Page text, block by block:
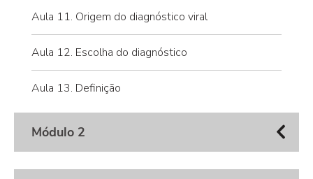
Aula 11. Origem do diagnóstico viral
Aula 12. Escolha do diagnóstico
Aula 13. Definição
Módulo 2